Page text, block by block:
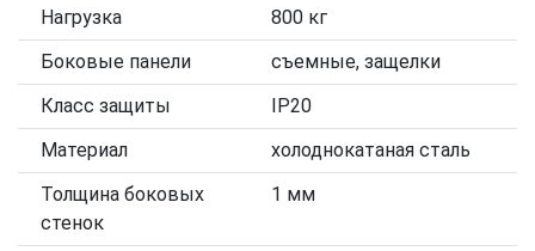
Нагрузка
800 кг
Боковые панели
съемные, защелки
Класс защиты
IP20
Материал
холоднокатаная сталь
Толщина боковых
стенок
1 мм